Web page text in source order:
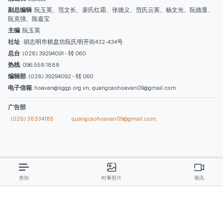
西贡解放报网版权所有
由越南新闻与传播部所属报刊局于2023年09月06日 签发第26/GP-CBC号许可
证
总编辑
副总编辑: 阮玉英、范文长、裴氏红霜、张德义、范氏云英、杨文光、阮德显、
总台: (028) 39294091 - 转 060
热线: 096.558.1888
编辑部: (028) 39294092 - 转 060